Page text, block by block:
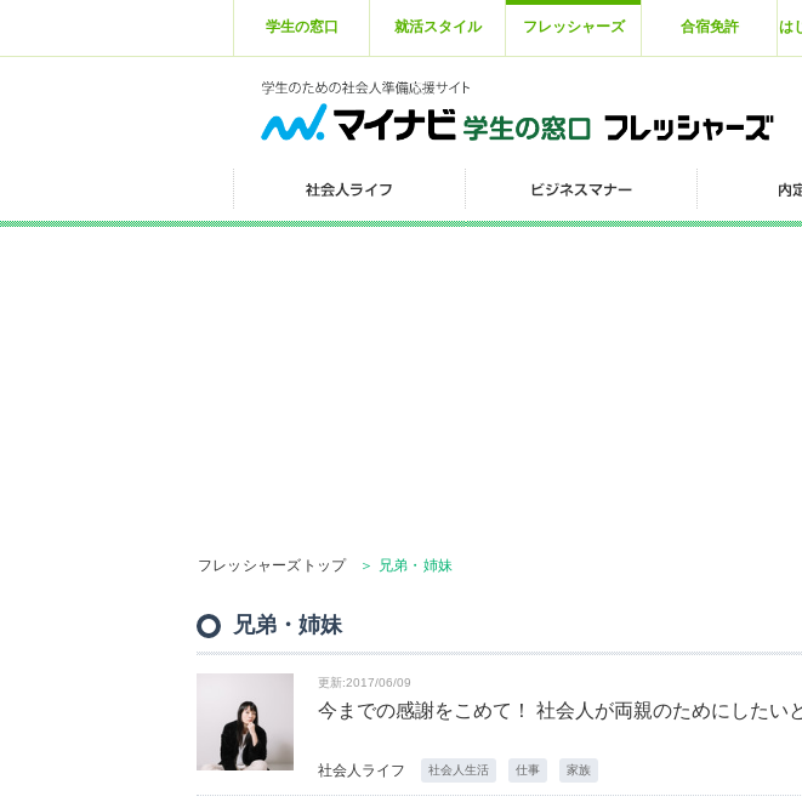
学生の窓口 就活スタイル フレッシャーズ 合宿免許 は
フレッシャーズトップ ＞ 兄弟・姉妹
兄弟・姉妹
更新:2017/06/09
今までの感謝をこめて！ 社会人が両親のためにしたい
社会人ライフ 社会人生活 仕事 家族